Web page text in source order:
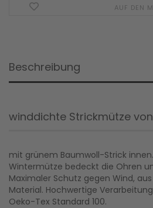
AUF DEN
Beschreibung
winddichte Strickmütze von
mit grünem Baumwoll-Strick
Wintermütze bedeckt die Ohren
Maximaler Schutz gegen Wind,
Material. Hochwertige
Oeko-Tex Standard 100.